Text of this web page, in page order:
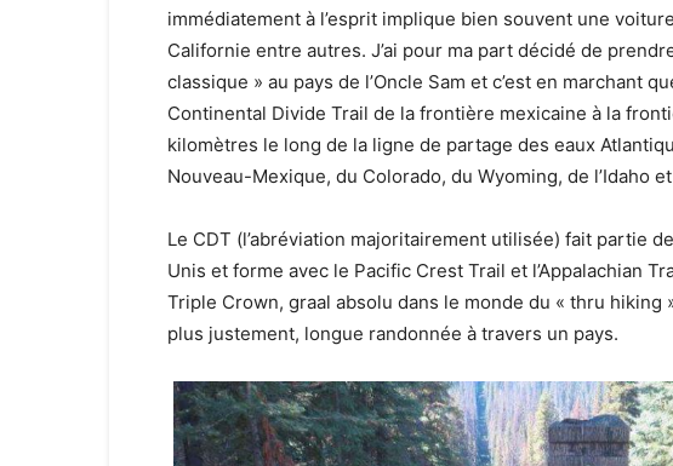
immédiatement à l’esprit implique bien souvent une
Californie entre autres. J’ai pour ma part décidé de
classique » au pays de l’Oncle Sam et c’est en marchant
Continental Divide Trail de la frontière mexicaine à la
kilomètres le long de la ligne de partage des eaux
Nouveau-Mexique, du Colorado, du Wyoming, de l’Idaho
Le CDT (l’abréviation majoritairement utilisée) fait partie
Unis et forme avec le Pacific Crest Trail et l’Appalachian
Triple Crown, graal absolu dans le monde du « thru
plus justement, longue randonnée à travers un pays.